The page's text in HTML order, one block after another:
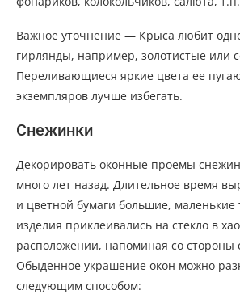
Важное уточнение — Крыса любит
гирлянды, например, золотистые или
Переливающиеся яркие цвета ее
экземпляров лучше избегать.
Снежинки
Декорировать оконные проемы
много лет назад. Длительное время
и цветной бумаги большие,
изделия приклеивались на стекло в
расположении, напоминая со стороны
Обыденное украшение окон можно
следующим способом: